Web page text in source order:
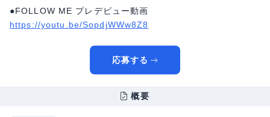
●FOLLOW ME プレデビュー動画
https://youtu.be/SopdjWWw8Z8
応募する
概要